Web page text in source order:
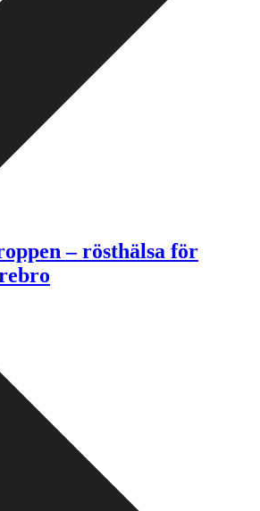
– rösthälsa för